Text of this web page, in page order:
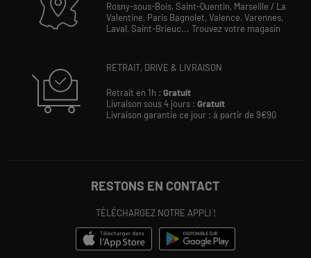
Rosny-sous-Bois, Saint-Quentin, Marseille / La
Valentine, Paris Bagnolet, Valence, Varennes,
Laval, Saint-Brieuc... Trouvez votre magasin
RETRAIT, DRIVE & LIVRAISON
Retrait en 1h : Gratuit
Livraison sous 4 jours : Gratuit
Livraison garantie ce jour : à partir de 9€90
RESTONS EN CONTACT
TÉLÉCHARGEZ NOTRE APPLI !